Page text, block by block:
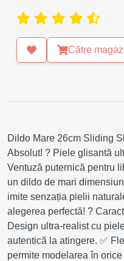
Către
Dildo Mare 26cm Sliding
Absolut! ? Piele glisantă
Ventuză puternică pentru
un dildo de mari
imite senzația pielii
alegerea perfectă! ?
Design ultra-realist cu
autentică la atingere. ✅
permite modelarea în